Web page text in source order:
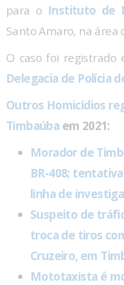
para o Instituto de
Santo Amaro, na área
O caso foi registrado
Delegacia de Polícia
Outros Homicídios
Timbaúba em 2021:
Morador de
BR-408;
linha de
Suspeito de
troca de tiros
Cruzeiro, em
Mototaxista é